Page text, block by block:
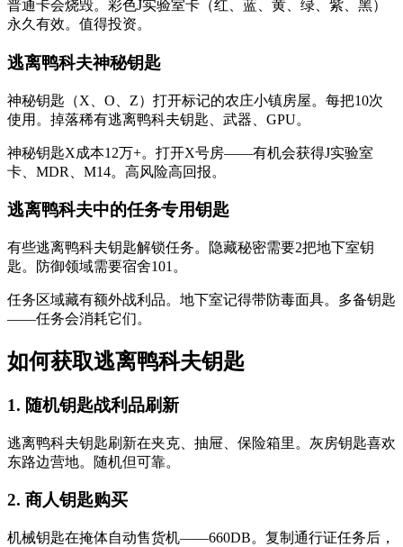
普通卡会烧毁。彩色J实验室卡（红、蓝、黄、绿、紫、黑）
永久有效。值得投资。
逃离鸭科夫神秘钥匙
神秘钥匙（X、O、Z）打开标记的农庄小镇房屋。每把10次
使用。掉落稀有逃离鸭科夫钥匙、武器、GPU。
神秘钥匙X成本12万+。打开X号房——有机会获得J实验室
卡、MDR、M14。高风险高回报。
逃离鸭科夫中的任务专用钥匙
有些逃离鸭科夫钥匙解锁任务。隐藏秘密需要2把地下室钥
匙。防御领域需要宿舍101。
任务区域藏有额外战利品。地下室记得带防毒面具。多备钥匙
——任务会消耗它们。
如何获取逃离鸭科夫钥匙
1. 随机钥匙战利品刷新
逃离鸭科夫钥匙刷新在夹克、抽屉、保险箱里。灰房钥匙喜欢
东路边营地。随机但可靠。
2. 商人钥匙购买
机械钥匙在掩体自动售货机——660DB。复制通行证任务后，